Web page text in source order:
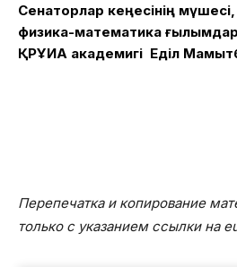
Сенаторлар кеңесінің мүшесі,
физика-математика
ҚРҰИА академигі Еділ
Перепечатка и копирование
только с указанием ссылки на